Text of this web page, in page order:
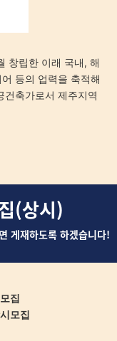
창립한 이래 국내, 해
등의 업력을 축적해
축가로서 제주지역
(상시)
게재하도록 하겠습니다!
집
모집